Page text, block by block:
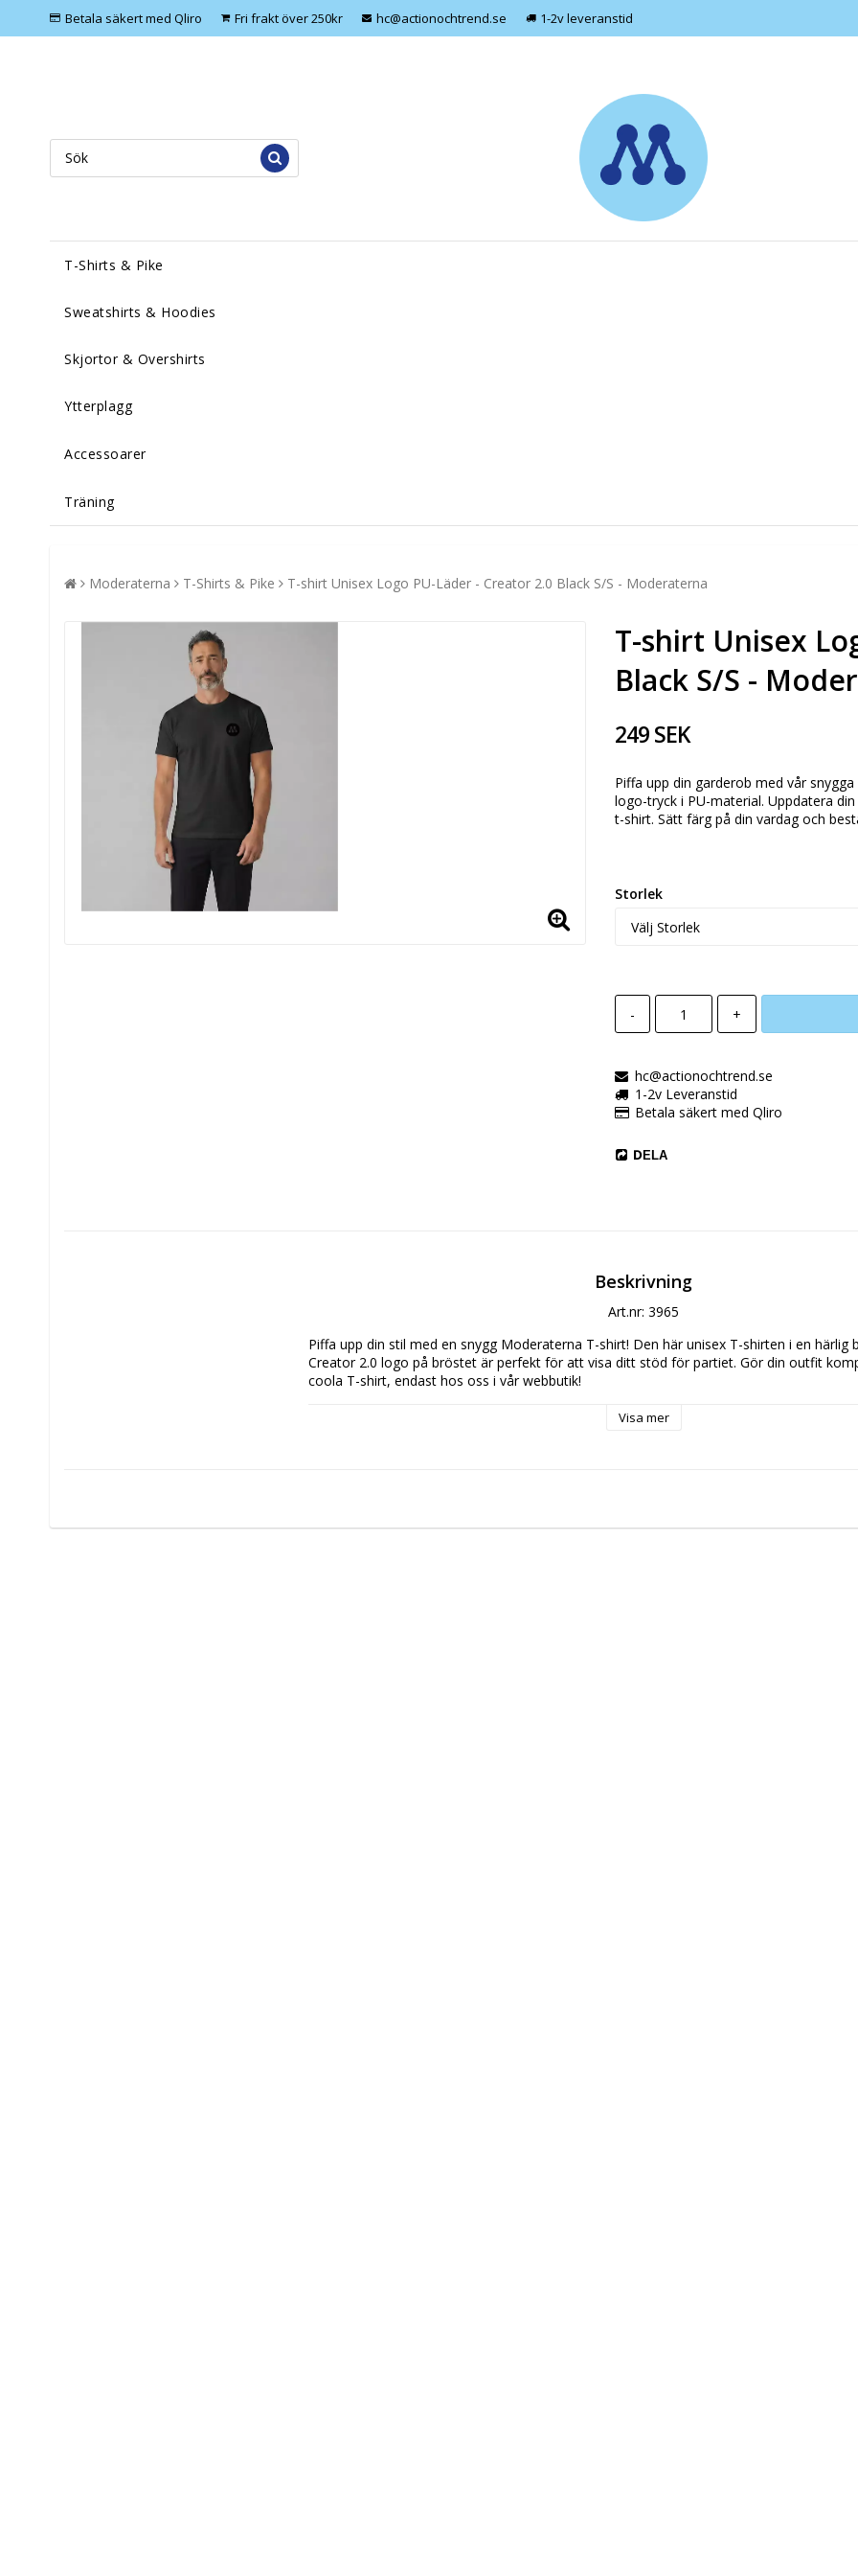
Betala säkert med Qliro Fri frakt över 250kr hc@actionochtrend.se 1-2v leveranstid
T-Shirts & Pike
Sweatshirts & Hoodies
Skjortor & Overshirts
Ytterplagg
Accessoarer
Träning
Moderaterna T-Shirts & Pike T-shirt Unisex Logo PU-Läder - Creator 2.0 Black S/S - Moderaterna
T-shirt Unisex
Black S/S -
249 SEK
Piffa upp din garderob med vår
logo-tryck i PU-material. Uppdatera
t-shirt. Sätt färg på din vardag och
Storlek
- +
hc@actionochtrend.se
1-2v Leveranstid
Betala säkert med Qliro
DELA
Beskrivning
Art.nr: 3965
Piffa upp din stil med en snygg Moderaterna T-shirt! Den här unisex T-shirten i en härlig
Creator 2.0 logo på bröstet är perfekt för att visa ditt stöd för partiet. Gör din outfit
coola T-shirt, endast hos oss i vår webbutik!
Visa mer